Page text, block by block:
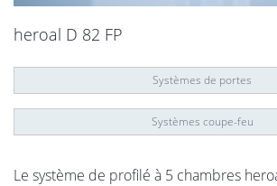
heroal D 82 FP
Systèmes de portes
Systèmes coupe-feu
Le système de profilé à 5 chambres